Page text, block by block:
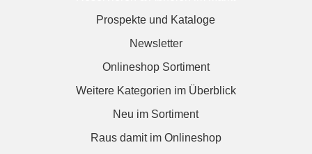
Prospekte und Kataloge
Newsletter
Onlineshop Sortiment
Weitere Kategorien im Überblick
Neu im Sortiment
Raus damit im Onlineshop